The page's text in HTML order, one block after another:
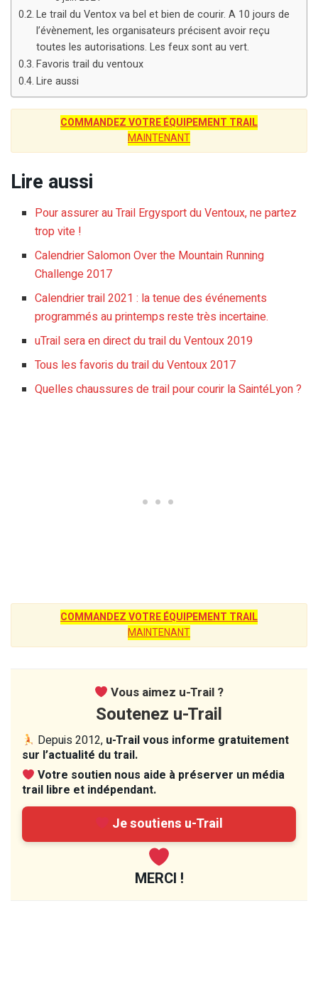
Le trail du Ventox va bel et bien de courir. A 10 jours de
l’évènement, les organisateurs précisent avoir reçu
toutes les autorisations. Les feux sont au vert.
Favoris trail du ventoux
Lire aussi
COMMANDEZ VOTRE ÉQUIPEMENT TRAIL
MAINTENANT
Lire aussi
Pour assurer au Trail Ergysport du Ventoux, ne partez
trop vite !
Calendrier Salomon Over the Mountain Running
Challenge 2017
Calendrier trail 2021 : la tenue des événements
programmés au printemps reste très incertaine.
uTrail sera en direct du trail du Ventoux 2019
Tous les favoris du trail du Ventoux 2017
Quelles chaussures de trail pour courir la SaintéLyon ?
COMMANDEZ VOTRE ÉQUIPEMENT TRAIL
MAINTENANT
Vous aimez u-Trail ?
Soutenez u-Trail
Depuis 2012, u-Trail vous informe gratuitement
sur l’actualité du trail.
Votre soutien nous aide à préserver un média
trail libre et indépendant.
Je soutiens u-Trail
MERCI !